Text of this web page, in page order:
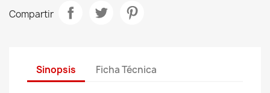
Compartir
Sinopsis Ficha Técnica